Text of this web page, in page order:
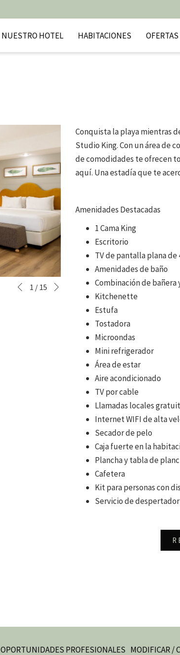
NUESTRO HOTEL HABITACIONES OFERTAS
Botones
AlAnterior
1 / 15 Siguiente
Conquista la playa mientras
Studio King. Con un área de
de comodidades te ofrecen
aquí. Una estadía que te
Amenidades Destacadas
1 Cama King
Escritorio
TV de pantalla plana de
Amenidades de baño
Combinación de bañera
Kitchenette
Estufa
Tostadora
Microondas
Mini refrigerador
Área de estar
Aire acondicionado
TV por cable
Llamadas locales
Internet WIFI de alta
Secador de pelo
Caja fuerte en la
Plancha y tabla de
Cafetera
Kit para personas con
Servicio de despertador
OPORTUNIDADES PROFESIONALES ABRE
MODIFICAR /